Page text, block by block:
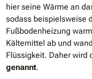
hier seine Wärme an
sodass beispielsweise
Fußbodenheizung
Kältemittel ab und
Flüssigkeit. Daher wird
genannt.